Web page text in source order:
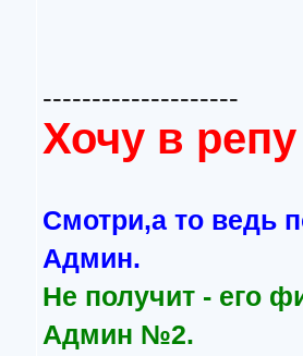
--------------------
Хочу в
Cмотри,а то ведь
Админ.
Не получит - его
Админ №2.